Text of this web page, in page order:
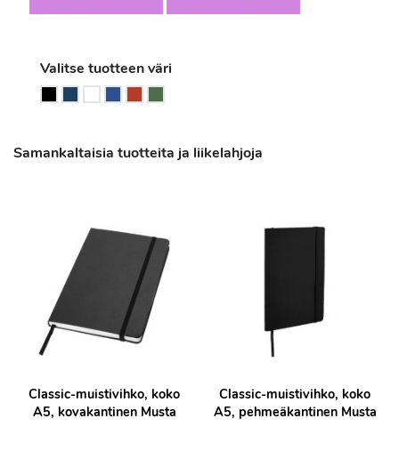
Valitse tuotteen väri
Samankaltaisia tuotteita ja liikelahjoja
Classic-muistivihko, koko
A5, kovakantinen Musta
Classic-muistivihko, koko
A5, pehmeäkantinen Musta